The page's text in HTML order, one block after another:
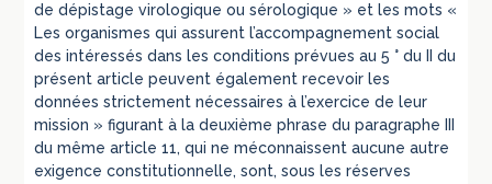
de dépistage virologique ou sérologique » et les mots «
Les organismes qui assurent l’accompagnement social
des intéressés dans les conditions prévues au 5 ° du II du
présent article peuvent également recevoir les
données strictement nécessaires à l’exercice de leur
mission » figurant à la deuxième phrase du paragraphe III
du même article 11, qui ne méconnaissent aucune autre
exigence constitutionnelle, sont, sous les réserves